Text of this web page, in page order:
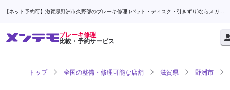
【ネット予約可】滋賀県野洲市久野部のブレーキ修理 (パット・ディスク・引きずり)ならメガセ
ブレーキ修理
比較・予約サービス
トップ 全国の整備・修理可能な店舗 滋賀県 野洲市